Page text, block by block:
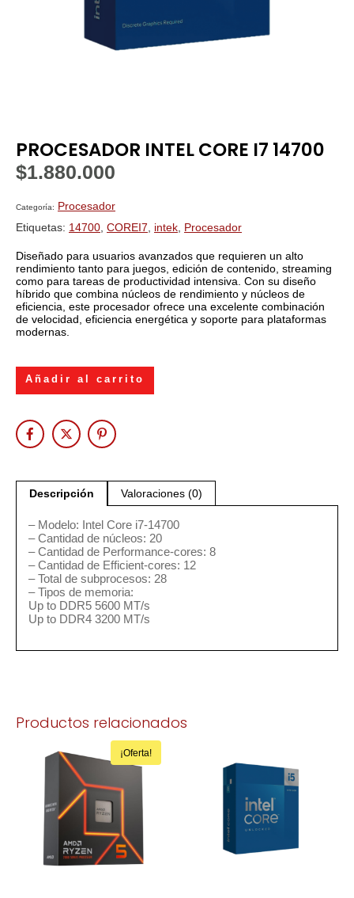
PROCESADOR INTEL CORE I7 14700
$1.880.000
Categoría:
Procesador
Etiquetas: 14700 COREI7 intek Procesador
Diseñado para usuarios avanzados que requieren un alto
rendimiento tanto para juegos, edición de contenido, streaming
como para tareas de productividad intensiva. Con su diseño
híbrido que combina núcleos de rendimiento y núcleos de
eficiencia, este procesador ofrece una excelente combinación
de velocidad, eficiencia energética y soporte para plataformas
modernas.
Añadir al carrito
Descripción Valoraciones (0)
– Modelo: Intel Core i7-14700
– Cantidad de núcleos: 20
– Cantidad de Performance-cores: 8
– Cantidad de Efficient-cores: 12
– Total de subprocesos: 28
– Tipos de memoria:
Up to DDR5 5600 MT/s
Up to DDR4 3200 MT/s
Productos relacionados
¡Oferta!